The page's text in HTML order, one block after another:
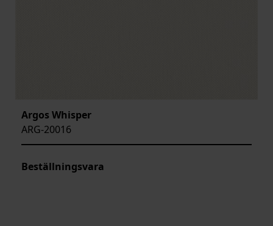
Argos Whisper
ARG-20016
Beställningsvara